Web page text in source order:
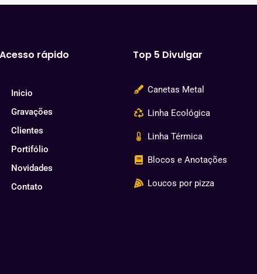
Acesso rápido
Inicio
Gravações
Clientes
Portifólio
Novidades
Contato
Top 5 Divulgar
Canetas Metal
Linha Ecológica
Linha Térmica
Blocos e Anotações
Loucos por pizza